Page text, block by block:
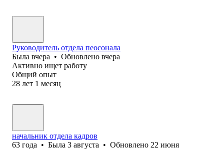
Руководитель отдела пеосонала
Была вчера • Обновлено вчера
Активно ищет работу
Общий опыт
28 лет 1 месяц
начальник отдела кадров
63 года • Была 3 августа • Обновлено 22 июня